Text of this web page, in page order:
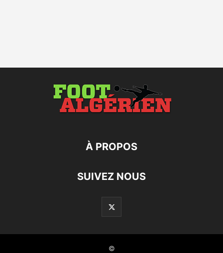
À PROPOS
SUIVEZ NOUS
©